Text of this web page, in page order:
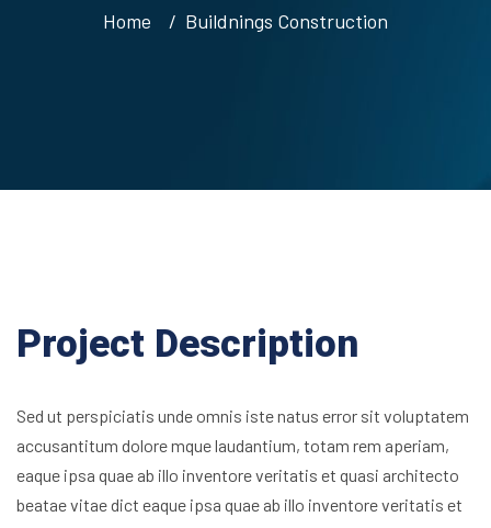
Home Buildnings Construction
Project Description
Sed ut perspiciatis unde omnis iste natus error sit voluptatem
accusantitum dolore mque laudantium, totam rem aperiam,
eaque ipsa quae ab illo inventore veritatis et quasi architecto
beatae vitae dict eaque ipsa quae ab illo inventore veritatis et